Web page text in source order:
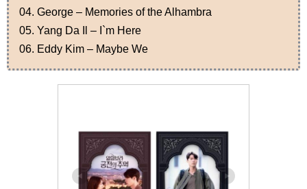
04. George – Memories of the Alhambra
05. Yang Da Il – I`m Here
06. Eddy Kim – Maybe We